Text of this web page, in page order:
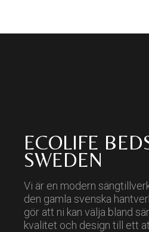
ECOLIFE
SWEDEN
Vi är en modern
den gamla svenska
gör att ni kan välja bland
kvalitet och design till ett